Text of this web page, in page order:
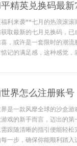
精英兑换码最
利来袭**七月的热浪滚滚
获取最新的七月兑换码，
，或许是一套限时的潮
记的满足感，这种感觉
界怎么注册账
是一款风靡全球的沙盒
戏的新手而言，迈出的
需跟随清晰的指引便能轻
每一步，确保你能顺利踏